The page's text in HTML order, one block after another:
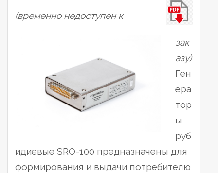
(временно недоступен к
зак
азу)
Ген
ера
тор
ы
руб
идиевые SRO-100 предназначены для
формирования и выдачи потребителю